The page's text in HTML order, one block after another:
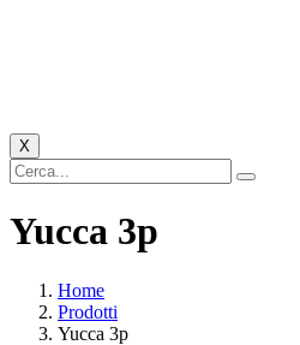
X
Yucca 3p
Home
Prodotti
Yucca 3p